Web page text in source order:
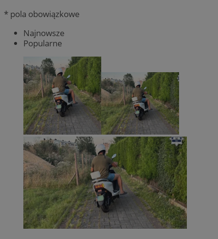
* pola obowiązkowe
Najnowsze
Popularne